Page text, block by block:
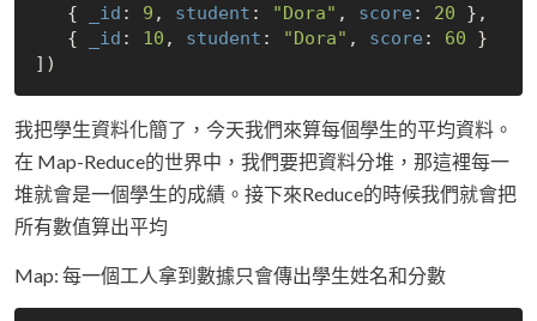
   {
_id : 9 , student : "Dora" , score : 20 },
   {
_id : 10 , student : "Dora" , score : 60 }
我把學生資料化簡了，今天我們來算每個學生的平均資料。
在 Map-Reduce的世界中，我們要把資料分堆，那這裡每一
堆就會是一個學生的成績。接下來Reduce的時候我們就會把
所有數值算出平均
Map: 每一個工人拿到數據只會傳出學生姓名和分數